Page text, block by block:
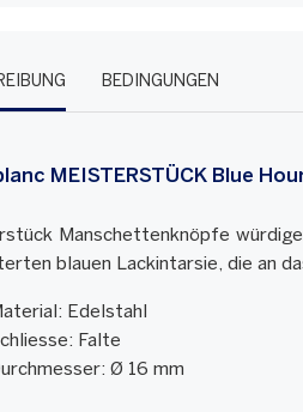
BEDINGUNGEN
MEISTERSTÜCK Blue
Manschettenknöpfe
blauen Lackintarsie, die an
Edelstahl
Falte
Ø 16 mm